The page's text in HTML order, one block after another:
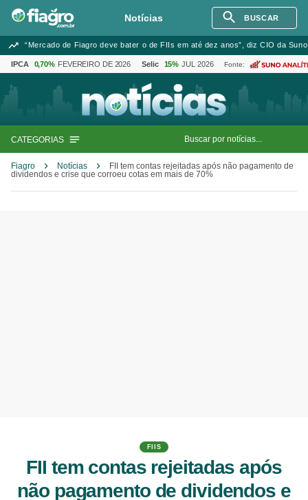
Notícias BUSCAR
“Mercado de Fiagro deve bater o de FIIs em até dez anos”, diz CIO da
IPCA 0,70% FEVEREIRO DE 2026 Selic 15% JUL 2026 Fonte:
CATEGORIAS
Fiagro Notícias
FII tem contas rejeitadas após não pagamento de
dividendos e crise que corroeu cotas em mais de 70%
FIIS
FII tem contas rejeitadas após
não pagamento de dividendos e